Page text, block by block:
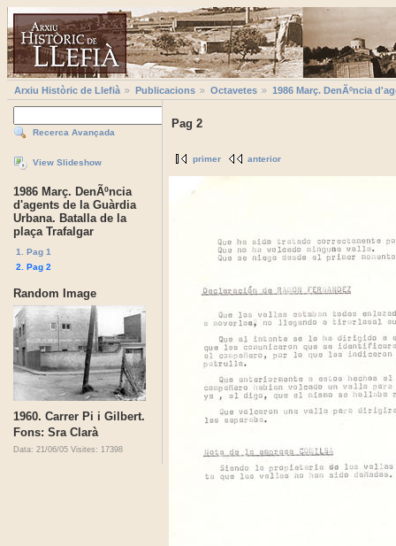
Arxiu Històric de Llefià Publicacions Octavetes 1986 Març. DenÃºncia
Recerca Avançada
View Slideshow
1986 Març. DenÃºncia
d'agents de la Guàrdia
Urbana. Batalla de la
plaça Trafalgar
1. Pag 1
2. Pag 2
Random Image
1960. Carrer Pi i Gilbert.
Fons: Sra Clarà
Data: 21/06/05 Visites: 17398
Pag 2
primer anterior